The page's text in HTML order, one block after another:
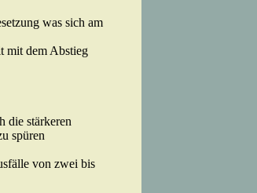
was sich am
mit dem Abstieg
die stärkeren
spüren
von zwei bis